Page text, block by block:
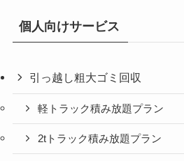
個人向けサービス
引っ越し粗大ゴミ回収
軽トラック積み放題プラン
2tトラック積み放題プラン